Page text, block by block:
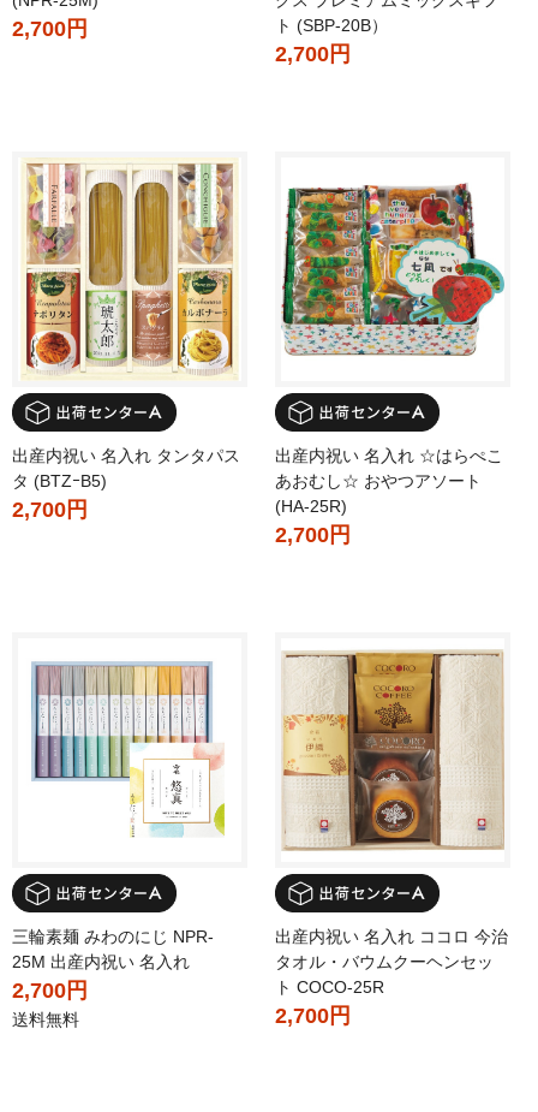
2,700円
ト (SBP-20B）
2,700円
出産内祝い 名入れ タンタパス
タ (BTZｰB5)
2,700円
出産内祝い 名入れ ☆はらぺこ
あおむし☆ おやつアソート
(HA-25R)
2,700円
三輪素麺 みわのにじ NPR-
25M 出産内祝い 名入れ
2,700円
送料無料
出産内祝い 名入れ ココロ 今治
タオル・バウムクーヘンセッ
ト COCO-25R
2,700円